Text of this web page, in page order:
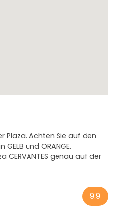
Plaza. Achten Sie auf den
und ORANGE.
CERVANTES genau auf der
9.9